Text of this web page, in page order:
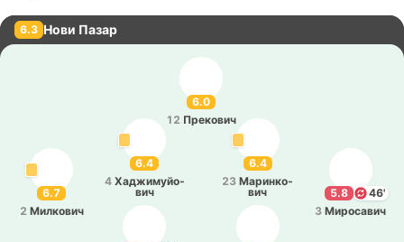
6.3 Нови Пазар
6.0
12 Пре­ко­вич
6.7
2 Ми­лко­вич
6.4
23 Ма­ри­нко­
вич
5.8
46'
3 Ми­ро­са­вич
6.4
4 Ха­джи­муйо­
вич